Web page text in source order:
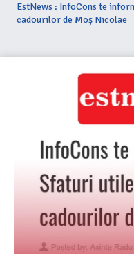
EstNews : InfoCons te
cadourilor de Moș Nicolae